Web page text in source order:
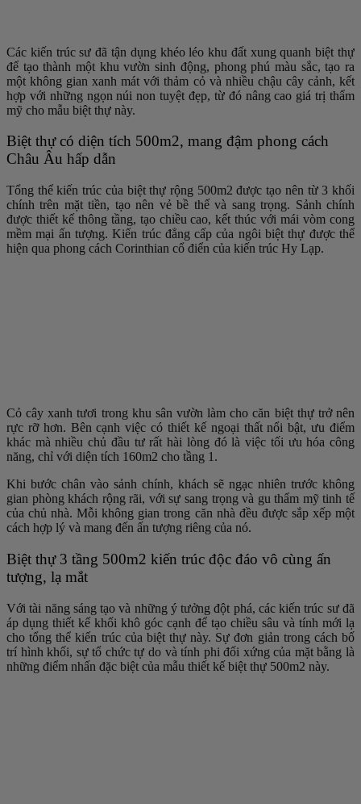
Các kiến trúc sư đã tận dụng khéo léo khu đất xung quanh biệt thự
để tạo thành một khu vườn sinh động, phong phú màu sắc, tạo ra
một không gian xanh mát với thảm cỏ và nhiều chậu cây cảnh, kết
hợp với những ngọn núi non tuyệt đẹp, từ đó nâng cao giá trị thẩm
mỹ cho mẫu biệt thự này.
Biệt thự có diện tích 500m2, mang đậm phong cách
Châu Âu hấp dẫn
Tổng thể kiến trúc của biệt thự rộng 500m2 được tạo nên từ 3 khối
chính trên mặt tiền, tạo nên vẻ bề thế và sang trọng. Sảnh chính
được thiết kế thông tầng, tạo chiều cao, kết thúc với mái vòm cong
mềm mại ấn tượng. Kiến trúc đẳng cấp của ngôi biệt thự được thể
hiện qua phong cách Corinthian cổ điển của kiến trúc Hy Lạp.
Cỏ cây xanh tươi trong khu sân vườn làm cho căn biệt thự trở nên
rực rỡ hơn. Bên cạnh việc có thiết kế ngoại thất nổi bật, ưu điểm
khác mà nhiều chủ đầu tư rất hài lòng đó là việc tối ưu hóa công
năng, chỉ với diện tích 160m2 cho tầng 1.
Khi bước chân vào sảnh chính, khách sẽ ngạc nhiên trước không
gian phòng khách rộng rãi, với sự sang trọng và gu thẩm mỹ tinh tế
của chủ nhà. Mỗi không gian trong căn nhà đều được sắp xếp một
cách hợp lý và mang đến ấn tượng riêng của nó.
Biệt thự 3 tầng 500m2 kiến trúc độc đáo vô cùng ấn
tượng, lạ mắt
Với tài năng sáng tạo và những ý tưởng đột phá, các kiến trúc sư đã
áp dụng thiết kế khối khô góc cạnh để tạo chiều sâu và tính mới lạ
cho tổng thể kiến ​​trúc của biệt thự này. Sự đơn giản trong cách bố
trí hình khối, sự tổ chức tự do và tính phi đối xứng của mặt bằng là
những điểm nhấn đặc biệt của mẫu thiết kế biệt thự 500m2 này.